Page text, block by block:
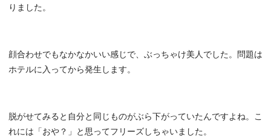
りました。
顔合わせでもなかなかいい感じで、ぶっちゃけ美人でした。問題は
ホテルに入ってから発生します。
脱がせてみると自分と同じものがぶら下がっていたんですよね。こ
れには「おや？」と思ってフリーズしちゃいました。